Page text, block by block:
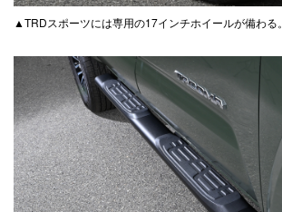
▲TRDスポーツには専用の17インチホイールが備わる。